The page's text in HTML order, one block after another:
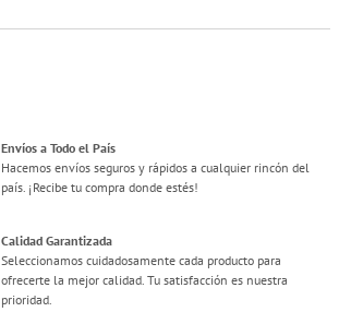
Envíos a Todo el País
Hacemos envíos seguros y rápidos a cualquier rincón del
país. ¡Recibe tu compra donde estés!
Calidad Garantizada
Seleccionamos cuidadosamente cada producto para
ofrecerte la mejor calidad. Tu satisfacción es nuestra
prioridad.